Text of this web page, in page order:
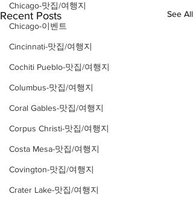
Chicago-맛집/여행지
Chicago-이벤트
Cincinnati-맛집/여행지
Cochiti Pueblo-맛집/여행지
Columbus-맛집/여행지
Coral Gables-맛집/여행지
Corpus Christi-맛집/여행지
Costa Mesa-맛집/여행지
Covington-맛집/여행지
Crater Lake-맛집/여행지
Recent Posts See All